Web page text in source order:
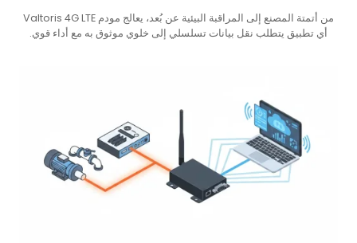
من أتمتة المصنع إلى المراقبة البيئية عن بُعد، يعالج مودم Valtoris 4G LTE
أي تطبيق يتطلب نقل بيانات تسلسلي إلى خلوي موثوق به مع أداء قوي.